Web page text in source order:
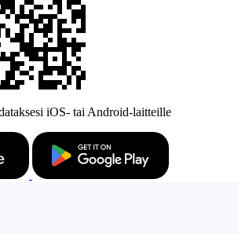
iOS- tai Android-laitteille